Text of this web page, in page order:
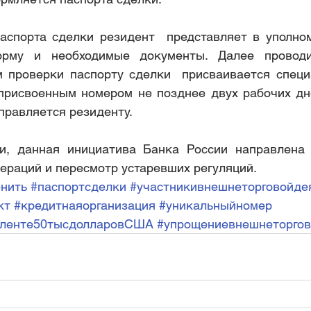
сделки резидент  представляет в
и необходимые документы. Далее
паспорту сделки  присваивается
номером не позднее двух рабочих
резиденту.
данная инициатива Банка России
и пересмотр устаревших регуляций.
#паспортсделки
#кредитнаяорганизация #уникальныйномер